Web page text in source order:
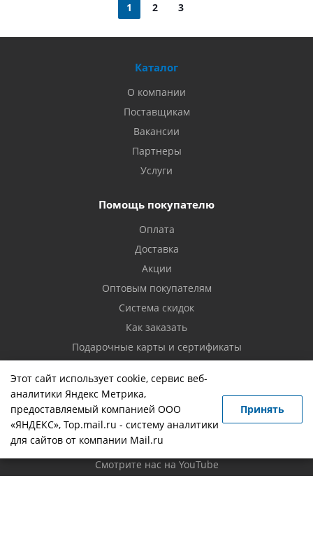
1 2 3
Каталог
О компании
Поставщикам
Вакансии
Партнеры
Услуги
Помощь покупателю
Оплата
Доставка
Акции
Оптовым покупателям
Система скидок
Как заказать
Подарочные карты и сертификаты
Контакты
Вопрос-ответ
Новости
Смотрите нас на YouTube
Этот сайт использует cookie, сервис веб-
аналитики Яндекс Метрика,
предоставляемый компанией ООО
«ЯНДЕКС», Top.mail.ru - систему аналитики
для сайтов от компании Mail.ru
Принять